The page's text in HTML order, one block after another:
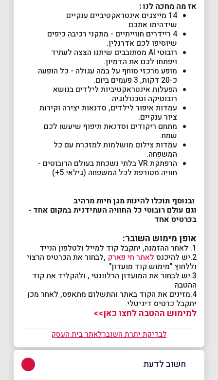
אז מה מחכה לנו :
14 מייצגים אינטראקטיביים ענקיים
שידהימו אתכם
4 ריידרים חווייתיים - מתקני רכיבה כיפים
שיוסיפו לכם אדרנלין.
רובוטי AI מסתובבים שיתנו הצצה לעתיד
ויפתחו לכם את הדמיון.
מופע מרכזי סוחף על במה עגולה - כל הופעה
כ-20 דקות, 3 פעמים ביום.
הפעלות אינטראקטיביות לילדים בנושא
רובוטיקה וטכנולוגיה.
עמדות איפור לילדים, סדנאות יצירה וקירות
ציור ענקיים.
מתחם ריקודים וסדנאת תיפוף שיעשו לכם
שמח.
עמדות צילום מושלמות למזכרת עם כל
המשפחה.
הרפתקת VR בלתי נשכחת בעולם הרובוטים -
חוויה מטורפת לכל המשפחה (גילאי 5+)
ובנוסף תוכלו להינות מגן חיות מרהיב
וגם עולם רובוטי כל החוויה העתידנית במקום אחד -
בכרטיס אחד
אופן מימוש השובר:
1. לאחר ההזמנה, יתקבל קוד למייל ולטלפון הנייד
2.יש להיכנס לאתר חי פארק ,לבחור את הכרטיס הרצוי
וללחוץ "מימוש קוד מועדון"
3.יש לבחור את המועדון הרלוונטי , ולהקליד את קוד
ההטבה
4.מזינים את הקוד באתר והתשלום מתאפס, לאחר מכן
יתקבל כרטיס דיגיטלי.
למימוש ההטבה לחצו כאן>>
לבדיקת יתרת השוברלאתר בית העסק
חשוב לדעת